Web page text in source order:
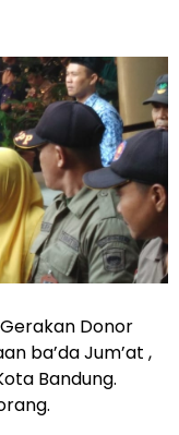
Donor
ba’da Jum’at ,
Bandung.